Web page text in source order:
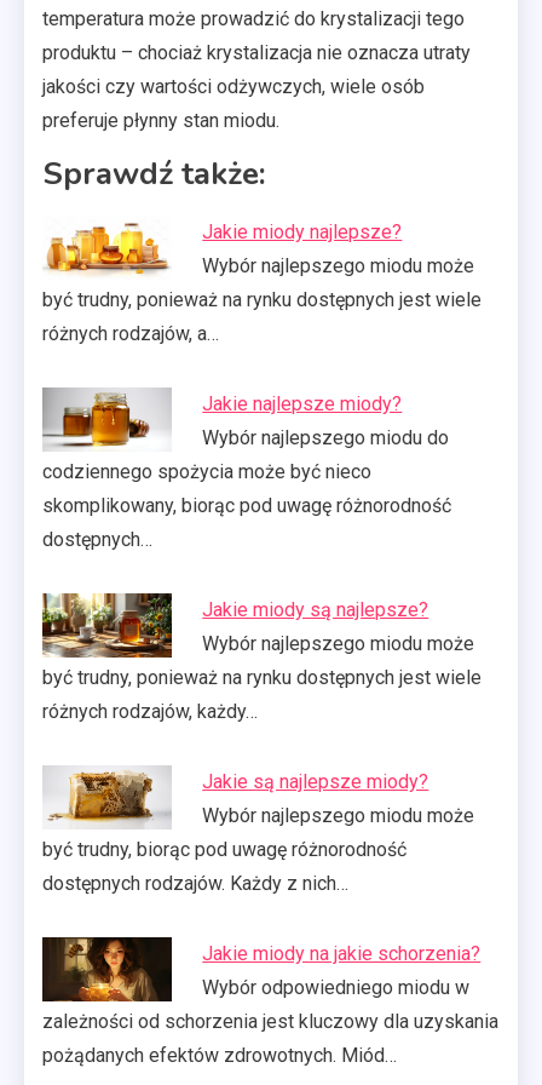
temperatura może prowadzić do krystalizacji tego
produktu – chociaż krystalizacja nie oznacza utraty
jakości czy wartości odżywczych, wiele osób
preferuje płynny stan miodu.
Sprawdź także:
Jakie miody najlepsze?
Wybór najlepszego miodu może
być trudny, ponieważ na rynku dostępnych jest wiele
różnych rodzajów, a…
Jakie najlepsze miody?
Wybór najlepszego miodu do
codziennego spożycia może być nieco
skomplikowany, biorąc pod uwagę różnorodność
dostępnych…
Jakie miody są najlepsze?
Wybór najlepszego miodu może
być trudny, ponieważ na rynku dostępnych jest wiele
różnych rodzajów, każdy…
Jakie są najlepsze miody?
Wybór najlepszego miodu może
być trudny, biorąc pod uwagę różnorodność
dostępnych rodzajów. Każdy z nich…
Jakie miody na jakie schorzenia?
Wybór odpowiedniego miodu w
zależności od schorzenia jest kluczowy dla uzyskania
pożądanych efektów zdrowotnych. Miód…